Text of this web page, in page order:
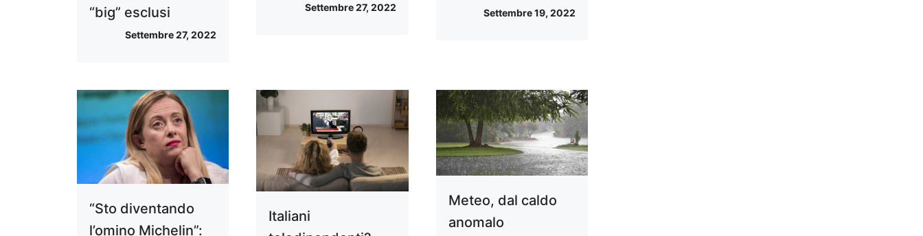
“big” esclusi
Settembre 27, 2022
Settembre 27, 2022 Settembre 19, 2022
“Sto diventando
l’omino Michelin”:
Italiani
Meteo, dal caldo
anomalo